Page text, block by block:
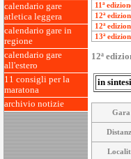
calendario gare
atletica leggera
calendario gare in
regione
calendario gare
all'estero
11 consigli per la
maratona
archivio notizie
11ª
12ª
12ª
13ª
12ª
in sintesi
Gara